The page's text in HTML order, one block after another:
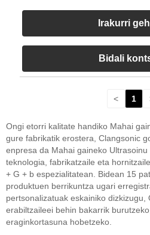
Irakurri
Bidali
< 1
Ongi etorri kalitate handiko Mahai
gure fabrikatik erostera, Clangsonic
enpresa da Mahai gaineko
teknologia, fabrikatzaile eta
+ G + b espezialitatean. Bidean 15
produktuen berrikuntza ugari
pertsonalizatuak eskainiko dizkizugu,
erabiltzaileei behin bakarrik
eraginkortasuna hobetzeko.